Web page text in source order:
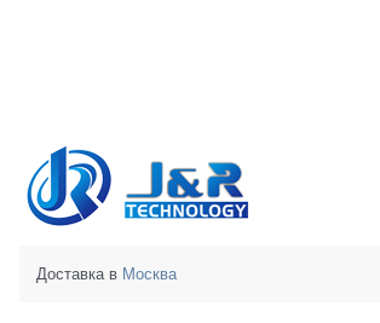
Доставка в Москва